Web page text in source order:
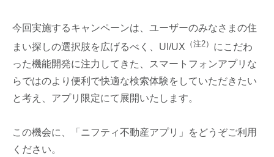
今回実施するキャンペーンは、ユーザーのみなさまの住
まい探しの選択肢を広げるべく、UI/UX （注2） にこだわ
った機能開発に注力してきた、スマートフォンアプリな
らではのより便利で快適な検索体験をしていただきたい
と考え、アプリ限定にて展開いたします。
この機会に、「ニフティ不動産アプリ」をどうぞご利用
ください。